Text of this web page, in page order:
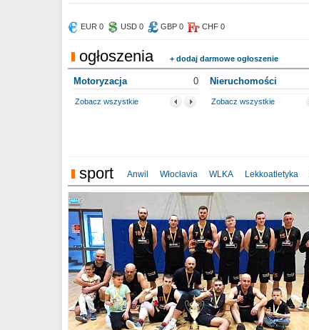
EUR 0 USD 0 GBP 0 CHF 0
ogłoszenia + dodaj darmowe ogłoszenie
Motoryzacja 0
Zobacz wszystkie
Nieruchomości
Zobacz wszystkie
sport Anwil Włocłavia WLKA Lekkoatletyka